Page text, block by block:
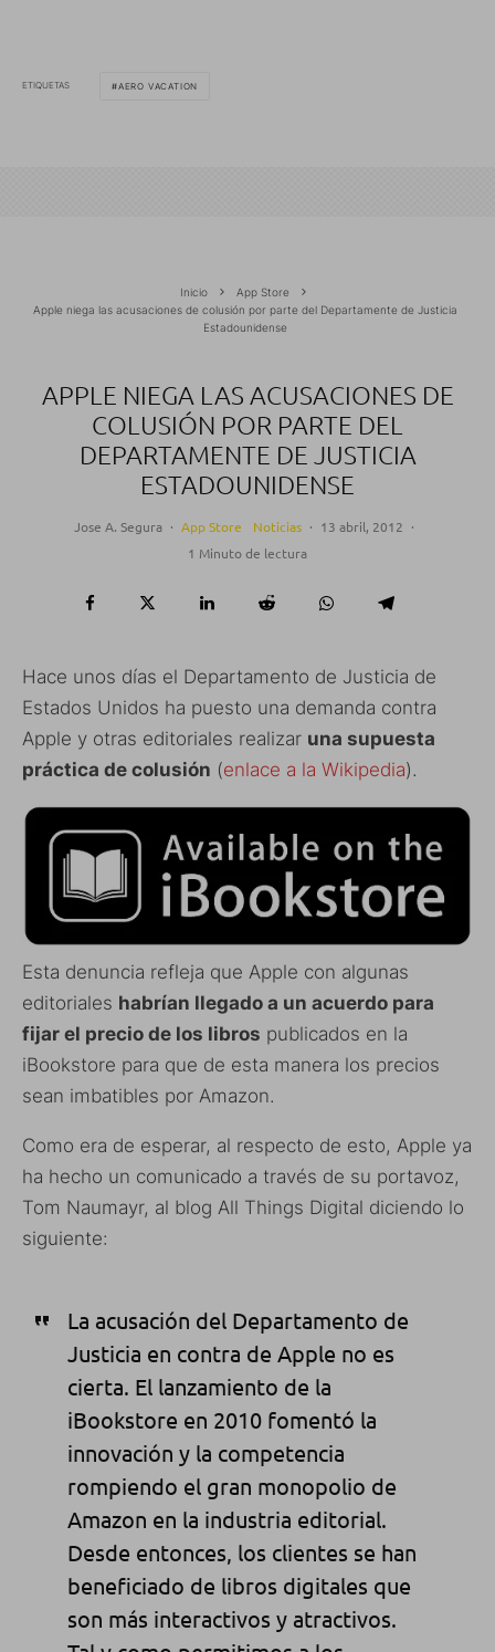
ETIQUETAS AERO VACATION
Inicio
App Store
Apple niega las acusaciones de colusión por parte del Departamente de Justicia
Estadounidense
APPLE NIEGA LAS ACUSACIONES DE
COLUSIÓN POR PARTE DEL
DEPARTAMENTE DE JUSTICIA
ESTADOUNIDENSE
Jose A. Segura · App Store Noticias · 13 abril, 2012 ·
1 Minuto de lectura
Hace unos días el Departamento de Justicia de
Estados Unidos ha puesto una demanda contra
Apple y otras editoriales realizar una supuesta
práctica de colusión (enlace a la Wikipedia).
Esta denuncia refleja que Apple con algunas
editoriales habrían llegado a un acuerdo para
fijar el precio de los libros publicados en la
iBookstore para que de esta manera los precios
sean imbatibles por Amazon.
Como era de esperar, al respecto de esto, Apple ya
ha hecho un comunicado a través de su portavoz,
Tom Naumayr, al blog All Things Digital diciendo lo
siguiente:
La acusación del Departamento de
Justicia en contra de Apple no es
cierta. El lanzamiento de la
iBookstore en 2010 fomentó la
innovación y la competencia
rompiendo el gran monopolio de
Amazon en la industria editorial.
Desde entonces, los clientes se han
beneficiado de libros digitales que
son más interactivos y atractivos.